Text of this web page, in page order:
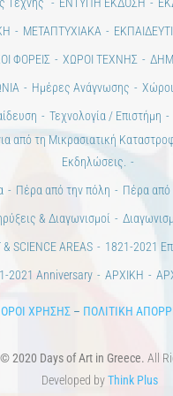
ΜΕΤΑΠΤΥΧΙΑΚΑ
ΦΟΡΕΙΣ
ΧΩΡΟΙ ΤΕΧΝΗΣ
Ημέρες Ανάγνωσης
Τεχνολογία / Επιστήμη
από τη Μικρασιατική
Εκδηλώσεις.
Πέρα από την πόλη
Πέρα
& Διαγωνισμοί
& SCIENCE AREAS
1821-2021
2021 Anniversary
ΑΡΧΙΚΗ
ΟΡΟΙ ΧΡΗΣΗΣ– ΠΟΛΙΤΙΚΗ
2020 Days of Art in Greece. All
Developed byThink Plus